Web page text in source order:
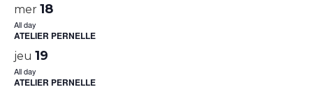
mer 18
All day
ATELIER PERNELLE
jeu 19
All day
ATELIER PERNELLE